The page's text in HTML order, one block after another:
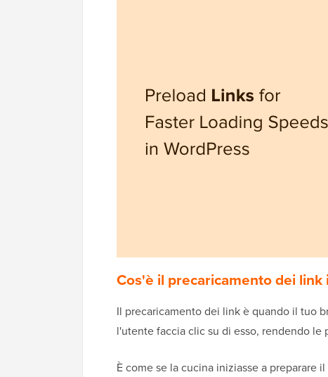
Cos'è il precaricamento dei link
Il precaricamento dei link è quando il tuo
l'utente faccia clic su di esso, rendendo
È come se la cucina iniziasse a preparare